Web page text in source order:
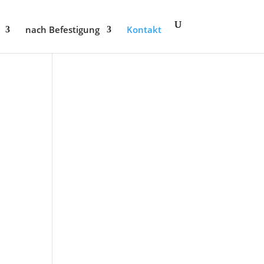
nach Befestigung Kontakt